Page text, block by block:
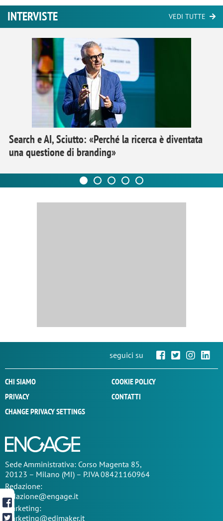
INTERVISTE VEDI TUTTE
Search e AI, Sciutto: «Perché la ricerca è diventata
una questione di branding»
seguici su
CHI SIAMO
COOKIE POLICY
PRIVACY
CONTATTI
CHANGE PRIVACY SETTINGS
SedeAmministrativa: Corso Magenta 85,
20123 – Milano (MI) – P.IVA 08421160964
Redazione:
redazione@engage.it
Marketing:
marketing@edimaker.it